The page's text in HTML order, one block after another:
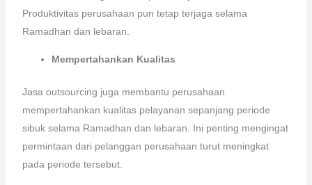
Produktivitas perusahaan pun tetap terjaga selama
Ramadhan dan lebaran.
Mempertahankan Kualitas
Jasa outsourcing juga membantu perusahaan
mempertahankan kualitas pelayanan sepanjang periode
sibuk selama Ramadhan dan lebaran. Ini penting mengingat
permintaan dari pelanggan perusahaan turut meningkat
pada periode tersebut.